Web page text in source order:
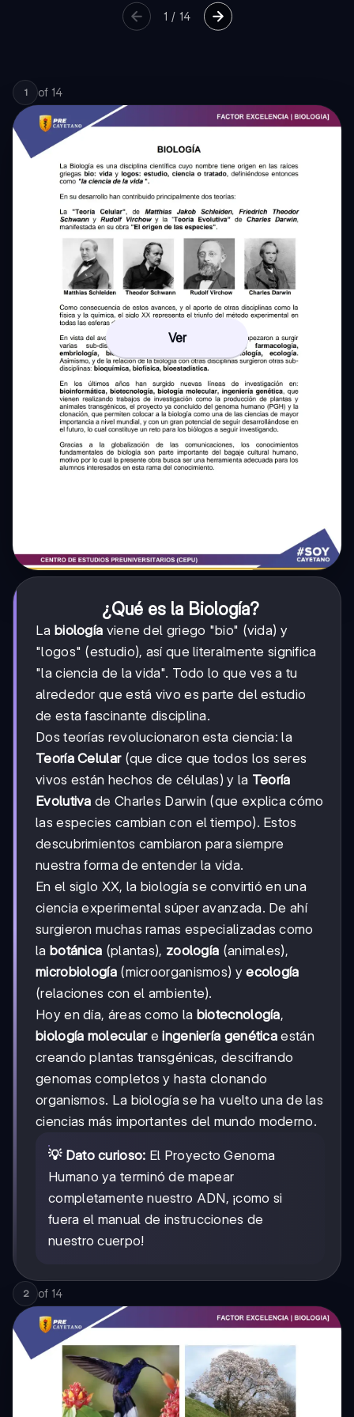
1 / 14
1 of 14
Ver
¿Qué es la Biología?
La biología viene del griego "bio" (vida) y
"logos" (estudio), así que literalmente significa
"la ciencia de la vida". Todo lo que ves a tu
alrededor que está vivo es parte del estudio
de esta fascinante disciplina.
Dos teorías revolucionaron esta ciencia: la
Teoría Celular(que dice que todos los seres
vivos están hechos de células) y la Teoría
Evolutiva de Charles Darwin (que explica cómo
las especies cambian con el tiempo). Estos
descubrimientos cambiaron para siempre
nuestra forma de entender la vida.
En el siglo XX, la biología se convirtió en una
ciencia experimental súper avanzada. De ahí
surgieron muchas ramas especializadas como
la botánica (plantas), zoología (animales),
microbiología(microorganismos) yecología
(relaciones con el ambiente).
Hoy en día, áreas como la biotecnología,
biología moleculareingeniería genética están
creando plantas transgénicas, descifrando
genomas completos y hasta clonando
organismos. La biología se ha vuelto una de las
ciencias más importantes del mundo moderno.
💡 Dato curioso: El Proyecto Genoma
Humano ya terminó de mapear
completamente nuestro ADN, ¡como si
fuera el manual de instrucciones de
nuestro cuerpo!
2 of 14